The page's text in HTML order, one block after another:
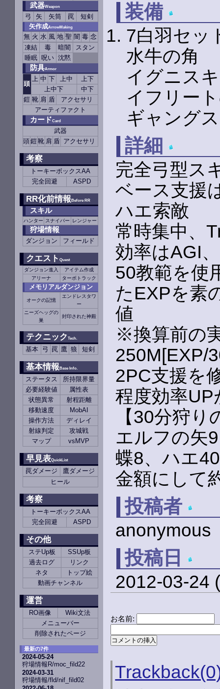
武器Weapon
弓 矢 矢筒 罠
短剣
矢作成ArrowMaking
無 火 水 風 地 聖 闇 毒 念
凍結
毒 暗闇
スタン
睡眠 呪い 沈黙
防具Armor
頭
上 中 下 上中
上下
上中下
中下
鎧 靴 肩 盾
アクセサリ
アーティファクト
カードCard
武器
頭鎧靴 肩 盾 アクセサリ
考察
トーキーボックスAA
完全回避
ASPD
RR化前情報Before RR
スキル
ハンター スナイパー レンジャー
狩場情報
ダンジョン フィールド
クエストQuest
ダンジョン進入
アイテム作成
アリーナ
ターボトラック
メモリアルダンジョン
オークの記憶
エンドレスタワ
ー
ニーズヘッグの
巣
封印された神殿
テクニックTech.
基本 弓 罠 鷹 狼 短剣
基本情報Base Info.
ステータス
所持限界量
必要経験値
属性表
状態異常
射程距離
移動速度
MobAI
操作方法
ディレイ
射線判定
攻城戦
マップ
vsMVP
早見表QuickList
罠ダメージ
鷹ダメージ
ヒール
考察
トーキーボックスAA
完全回避
ASPD
その他
ステUp板
SSUp板
過去ログ
リンク
ネタ
トップ絵
動画チャンネル
運営
RO画像
Wiki文法
メニューバー
削除されたページ
最新の7件
2024-05-24
狩場情報R/moc_fild22
2024-03-31
狩場情報/fld/nif_fild02
装備
7白羽セッ
水牛の角
イグニス
イフリー
ギャング
詳細
完全弓型ス
ベース支援
ハエ索敵
常時集中、
効率はAGI
50教範を使
たEXPを素
値
※換算前の
250M[EXP/
2PC支援を
程度効率
【30分狩り
エルフの矢
蝶8、ハエ40
金額にして
投稿者
anonymous
投稿日
2012-03-24
お名前: